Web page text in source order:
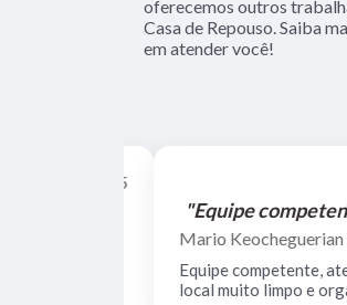
oferecemos outros
Casa de Repouso. Saiba
em atender você!
"Equipe
Mario Keocheguerian
Equipe competente,
local muito limpo e